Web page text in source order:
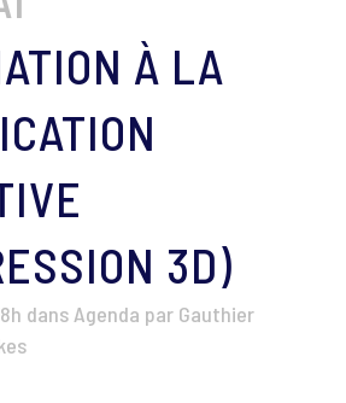
À LA
3D)
dans Agenda par Gauthier